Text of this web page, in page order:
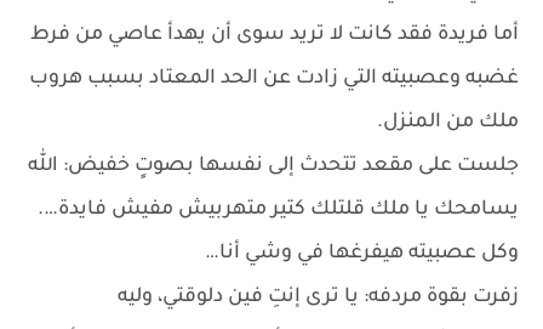
أما فريدة فقد كانت لا تريد سوى أن يهدأ عاصي من فرط
غضبه وعصبيته التي زادت عن الحد المعتاد بسبب هروب
ملك من المنزل.
جلست على مقعد تتحدث إلى نفسها بصوتٍ خفيض: الله
يسامحك يا ملك قلتلك كتير متهربيش مفيش فايدة….
وكل عصبيته هيفرغها في وشي أنا…
زفرت بقوة مردفه: يا ترى إنتِ فين دلوقتي، وليه